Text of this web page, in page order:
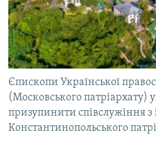
ВІДЕОУРОКИ «ELIFBE»
СВІДЧЕННЯ ОКУПАЦІЇ
УКРАЇНСЬКА ПРОБЛЕМА КРИМУ
ІНФОГРАФІКА
Русский
Qırımtatar
ДОЛУЧАЙСЯ!
Єпископи Української
(Московського патріархату)
призупинити співслужіння з
Константинопольського